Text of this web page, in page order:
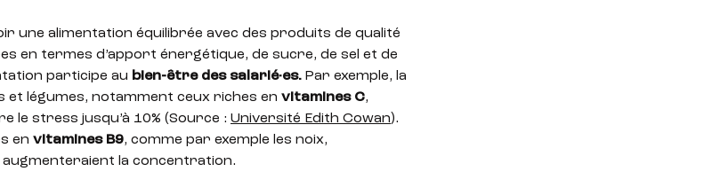
une alimentation équilibrée avec des produits de qualité
en termes d’apport énergétique, de sucre, de sel et de
participe au bien-être des salarié·es. Par exemple, la
légumes, notamment ceux riches en vitamines C,
le stress jusqu’à 10% (Source : Université Edith Cowan).
en vitamines B9, comme par exemple les noix,
la concentration.